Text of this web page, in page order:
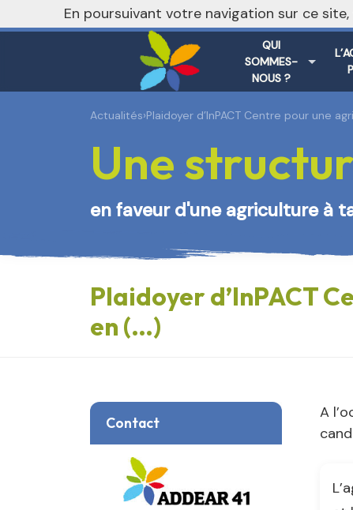
QUI
SOMMES-
NOUS ?
Actualités›Plaidoyer d’InPACT Centre pour une
Une
en faveur d'une agriculture à
Plaidoyer d’InPACT
en (…)
Contact
A
En poursuivant votre navigation sur ce